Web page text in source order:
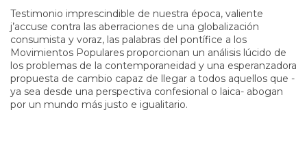
Testimonio imprescindible de nuestra época, valiente
j’accuse contra las aberraciones de una globalización
consumista y voraz, las palabras del pontífice a los
Movimientos Populares proporcionan un análisis lúcido de
los problemas de la contemporaneidad y una esperanzadora
propuesta de cambio capaz de llegar a todos aquellos que -
ya sea desde una perspectiva confesional o laica- abogan
por un mundo más justo e igualitario.